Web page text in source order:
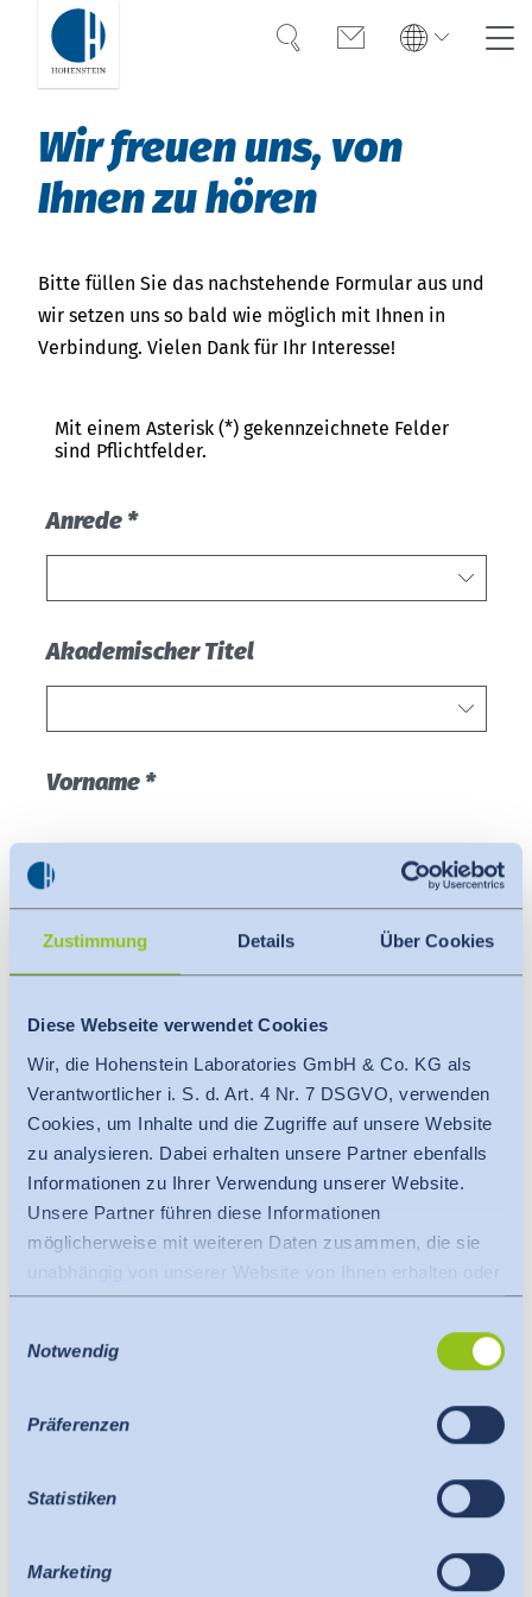
Zustimmung Details Über Cookies
Diese Webseite verwendet Cookies
Wir, die Hohenstein Laboratories GmbH & Co. KG als
Verantwortlicher i. S. d. Art. 4 Nr. 7 DSGVO, verwenden
Cookies, um Inhalte und die Zugriffe auf unsere Website
zu analysieren. Dabei erhalten unsere Partner ebenfalls
Informationen zu Ihrer Verwendung unserer Website.
Unsere Partner führen diese Informationen
möglicherweise mit weiteren Daten zusammen, die sie
unabhängig von unserer Website von Ihnen erhalten oder
gesammelt haben.
Es findet eine Datenübermittlung an ein Drittland oder
eine internationale Organisation statt. Berücksichtigt
Kommission. Dieser besagt, dass es sich um ein
Schutzniveau bietet.
existiert ein Angemessenheitsbeschluss der EU-
Notwendig
Präferenzen
Statistiken
Marketing
SucheKontakt
English Deutsch
UV-Schutz
Textiler UV-Schutz
Prüfen & Zertifizieren
Wir freuen uns, von
Ihnen zu hören
Bitte füllen Sie das nachstehende Formular aus und
wir setzen uns so bald wie möglich mit Ihnen in
Verbindung. Vielen Dank für Ihr Interesse!